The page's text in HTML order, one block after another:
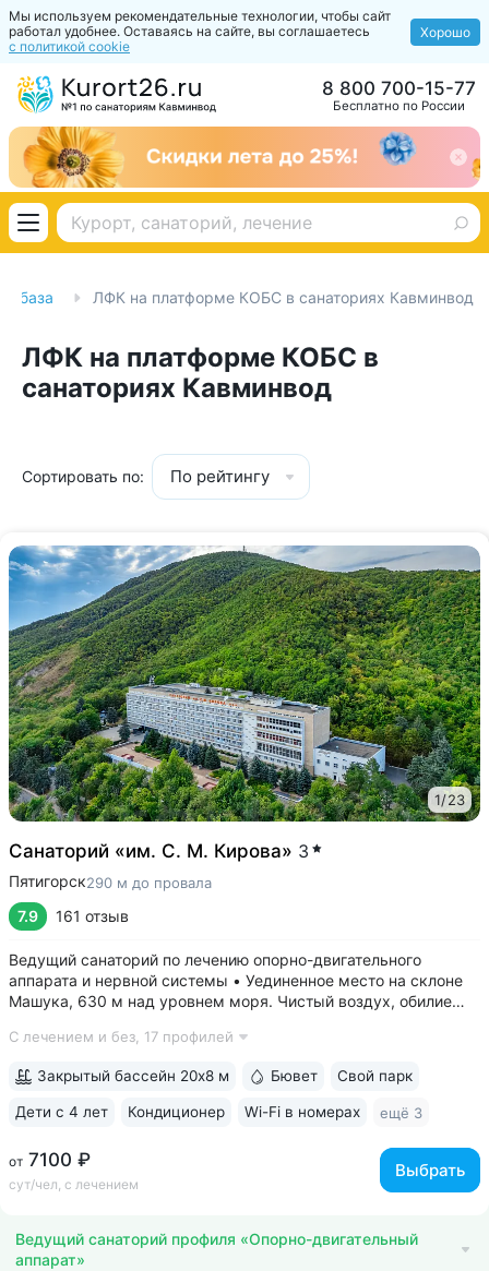
Мы используем рекомендательные технологии, чтобы сайт
работал удобнее. Оставаясь на сайте, вы соглашаетесь
с политикой cookie
Хорошо
Бесплатно по России
8 800 700-15-77
база ЛФК на платформе КОБС в санаториях Кавминвод
ЛФК на платформе КОБС в
санаториях Кавминвод
Сортировать по: По рейтингу
1/23
Санаторий «им. С. М. Кирова» 3
Пятигорск290 м до провала
7.9 161 отзыв
Ведущий санаторий по лечению опорно-двигательного
аппарата и нервной системы • Уединенное место на склоне
Машука, 630 м над уровнем моря. Чистый воздух, обилие
«Бесстыжие ванны», бювета источника № 24. Прямой выход
С лечением и без, 17 профилей
от 7100 ₽
сут/чел, с лечением
Выбрать
Закрытый бассейн 20х8 м Бювет Свой парк
Дети с 4 лет Кондиционер Wi-Fi в номерах ещё 3
Ведущий санаторий профиля «Опорно-двигательный
аппарат»